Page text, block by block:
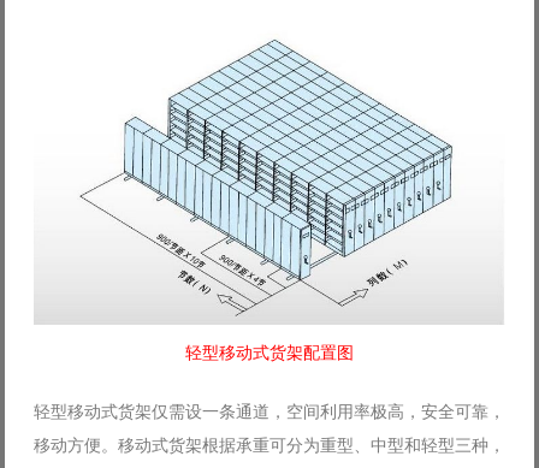
轻型移动式货架配置图
轻型移动式货架仅需设一条通道，空间利用率极高，安全可靠，
移动方便。移动式货架根据承重可分为重型、中型和轻型三种，